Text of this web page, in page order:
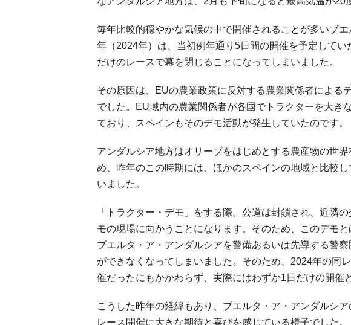
毎年比較的穏やかな気候の中で開催されることが多いブ
年（2024年）は、当初例年通り5日間の開催を予定してい
だけのレースで幕を閉じることになってしまいました。
その原因は、EUの農業政策に反対する農業関係者による
でした。EU域内の農業関係者が各国でトラクターを大き
ており、スペインもそのデモ活動が発生していたのです。
アンダルシア地方はオリーブをはじめとする農産物の世
め、昨年のこの時期には、ほかのスペインの地域と比較
いました。
「トラクター・デモ」をする際、公道は封鎖され、近隣
モの現場に向かうことになります。そのため、このデモ
ブエルタ・ア・アンダルシアを警備あるいは先導する警
ができなくなってしまいました。そのため、2024年の同
催だったにもかかわらず、実際にはわずか1日だけの開催
こうした昨年の経緯もあり、ブエルタ・ア・アンダルシ
レース開催に大きな期待と喜びを感じている様子でした。